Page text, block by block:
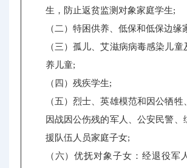
生，防止返贫监测对象家庭学生;
（二）特困供养、低保和低保边缘
（三）孤儿、艾滋病病毒感染儿
养儿童;
（四）残疾学生;
（五）烈士、英雄模范和因公牺牲
因战因公伤残的军人、公安民警、
援队伍人员家庭子女;
（六）优抚对象子女：经退役军